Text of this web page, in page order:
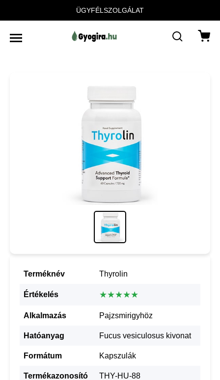
ÜGYFÉLSZOLGÁLAT
Terméknév Thyrolin
Értékelés ★★★★★
Alkalmazás Pajzsmirigyhöz
Hatóanyag Fucus vesiculosus kivonat
Formátum Kapszulák
Termékazonosító THY-HU-88